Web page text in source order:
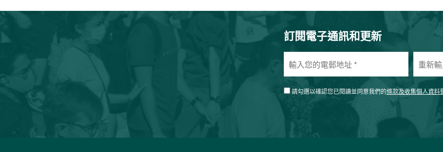
訂閱電子通訊和更新
入
您
的
電
*
新
輸
入
您
以
請勾選以確認您已閱讀並同意我們的條款及收集個人資料